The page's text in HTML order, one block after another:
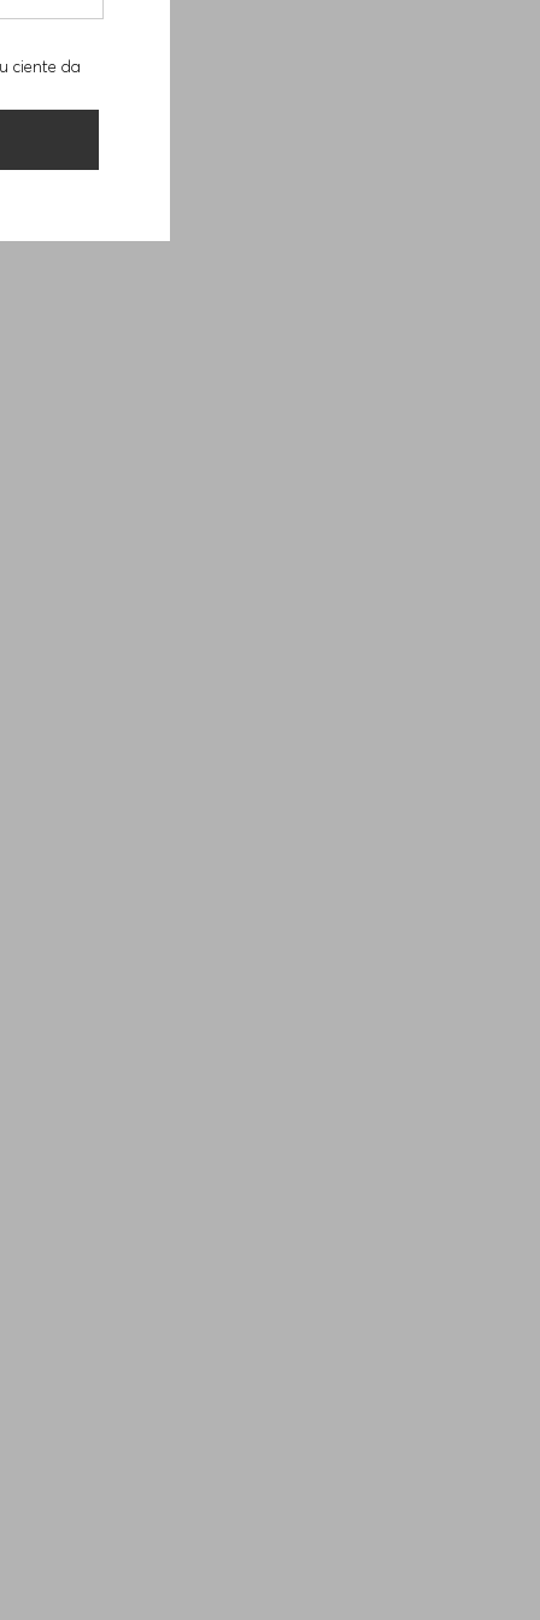
ciente da